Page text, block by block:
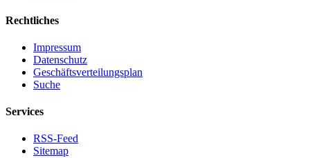
Rechtliches
Impressum
Datenschutz
Geschäftsverteilungsplan
Suche
Services
RSS-Feed
Sitemap